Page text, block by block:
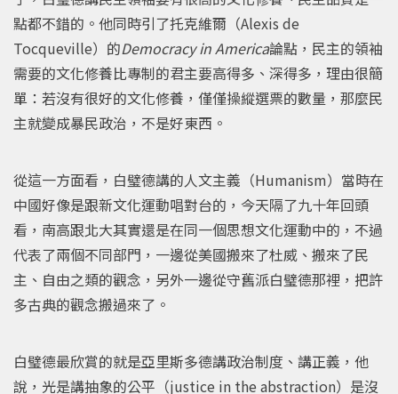
點都不錯的。他同時引了托克維爾（Alexis de
Tocqueville）的Democracy in America論點，民主的領袖
需要的文化修養比專制的君主要高得多、深得多，理由很簡
單：若沒有很好的文化修養，僅僅操縱選票的數量，那麼民
主就變成暴民政治，不是好東西。
從這一方面看，白璧德講的人文主義（Humanism）當時在
中國好像是跟新文化運動唱對台的，今天隔了九十年回頭
看，南高跟北大其實還是在同一個思想文化運動中的，不過
代表了兩個不同部門，一邊從美國搬來了杜威、搬來了民
主、自由之類的觀念，另外一邊從守舊派白璧德那裡，把許
多古典的觀念搬過來了。
白璧德最欣賞的就是亞里斯多德講政治制度、講正義，他
說，光是講抽象的公平（justice in the abstraction）是沒